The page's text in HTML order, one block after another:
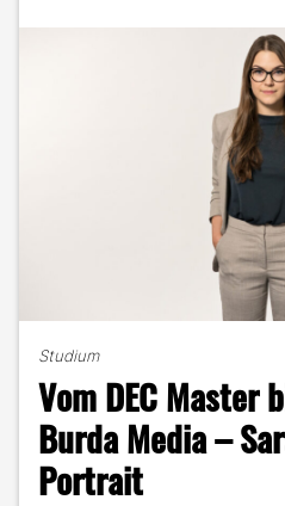
Studium
Vom DEC Master
Burda Media –
Portrait